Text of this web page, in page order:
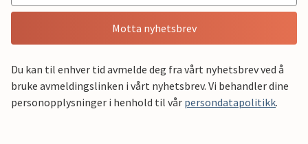
Motta nyhetsbrev
Du kan til enhver tid avmelde deg fra vårt nyhetsbrev ved å
bruke avmeldingslinken i vårt nyhetsbrev. Vi behandler dine
personopplysninger i henhold til vår persondatapolitikk.